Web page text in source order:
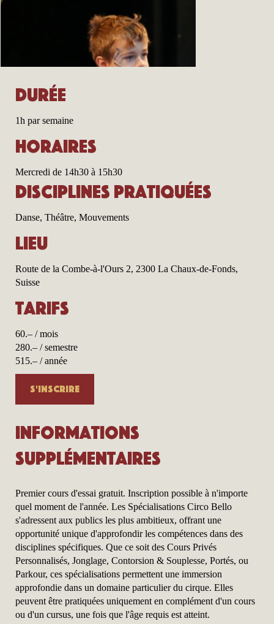
Durée
1h par semaine
Horaires
Mercredi de 14h30 à 15h30
Disciplines pratiquées
Danse, Théâtre, Mouvements
Lieu
Route de la Combe-à-l'Ours 2, 2300 La Chaux-de-Fonds,
Suisse
Tarifs
60.– / mois
280.– / semestre
515.– / année
S'inscrire
Informations
supplémentaires
Premier cours d'essai gratuit. Inscription possible à n'importe
quel moment de l'année. Les Spécialisations Circo Bello
s'adressent aux publics les plus ambitieux, offrant une
opportunité unique d'approfondir les compétences dans des
disciplines spécifiques. Que ce soit des Cours Privés
Personnalisés, Jonglage, Contorsion & Souplesse, Portés, ou
Parkour, ces spécialisations permettent une immersion
approfondie dans un domaine particulier du cirque. Elles
peuvent être pratiquées uniquement en complément d'un cours
ou d'un cursus, une fois que l'âge requis est atteint.